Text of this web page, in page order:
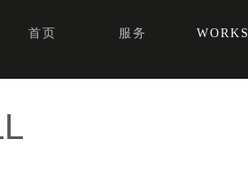
首页 服务 WORKS